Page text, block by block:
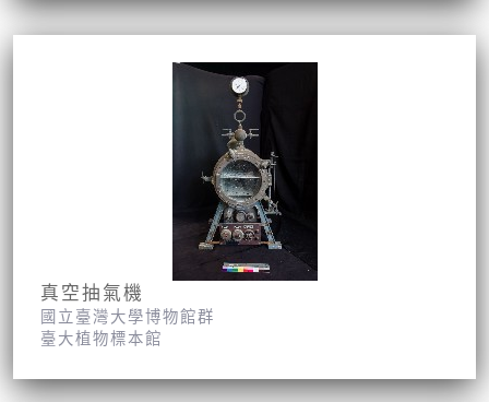
真空抽氣機
國立臺灣大學博物館群
臺大植物標本館